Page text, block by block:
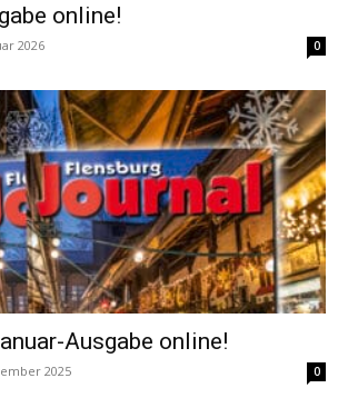
online!
2026 0
Ausgabe online!
2025 0